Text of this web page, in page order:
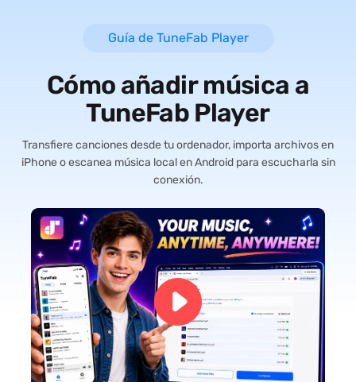
Guía de TuneFab Player
Cómo añadir música a
TuneFab Player
Transfiere canciones desde tu ordenador, importa archivos en
iPhone o escanea música local en Android para escucharla sin
conexión.